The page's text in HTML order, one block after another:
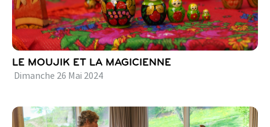
LE MOUJIK ET LA MAGICIENNE
Dimanche 26 Mai 2024